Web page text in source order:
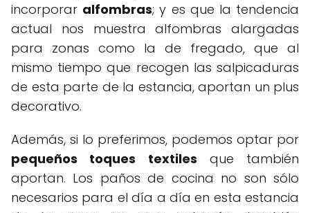
incorporar alfombras; y es que la tendencia
actual nos muestra alfombras alargadas
para zonas como la de fregado, que al
mismo tiempo que recogen las salpicaduras
de esta parte de la estancia, aportan un plus
decorativo.
Además, si lo preferimos, podemos optar por
pequeños toques textiles que también
aportan. Los paños de cocina no son sólo
necesarios para el día a día en esta estancia